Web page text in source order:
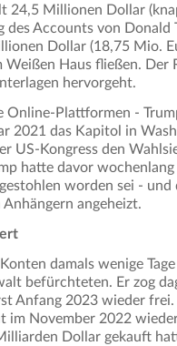
24,5 Millionen Dollar
des Accounts von Donald
Dollar (18,75 Mio.
Haus fließen. Der
hervorgeht.
Online-Plattformen -
2021 das Kapitol in
US-Kongress den
hatte davor
worden sei -
angeheizt.
damals wenige
befürchteten. Er zog
Anfang 2023 wieder
im November 2022
Dollar gekauft